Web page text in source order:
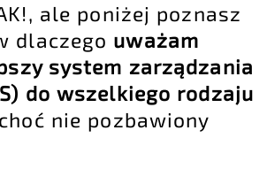
ale poniżej poznasz
dlaczego uważam
system zarządzania
do wszelkiego rodzaju
nie pozbawiony